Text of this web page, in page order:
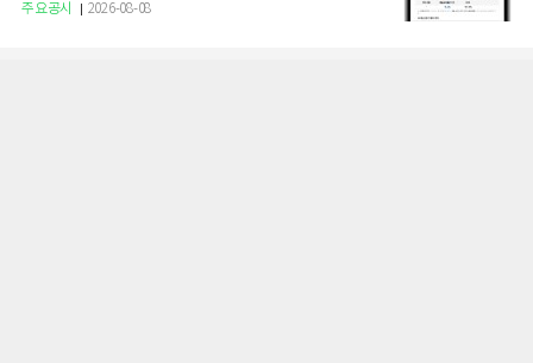
주요공시 2026-08-08